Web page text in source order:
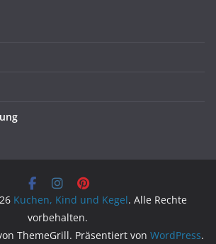
Kuchen, Kind und Kegel. Alle Rechte
vorbehalten.
ThemeGrill. Präsentiert von WordPress.